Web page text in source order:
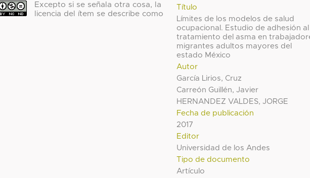
Título
Límites de los modelos de salud
ocupacional. Estudio de adhesión al
tratamiento del asma en
migrantes adultos mayores del
estado México
Autor
García Lirios, Cruz
Carreón Guillén, Javier
HERNANDEZ VALDES, JORGE
Fecha de publicación
2017
Editor
Universidad de los Andes
Tipo de documento
Artículo
Excepto si se señala otra cosa, la
licencia del ítem se describe como